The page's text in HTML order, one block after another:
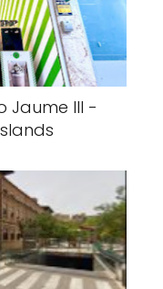
Jaume III -